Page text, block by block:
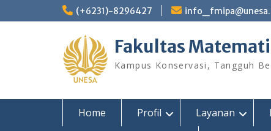
to
(+6231)-8296427
Fakultas
Kampus Konservasi, Tangguh
Home Profil Layanan